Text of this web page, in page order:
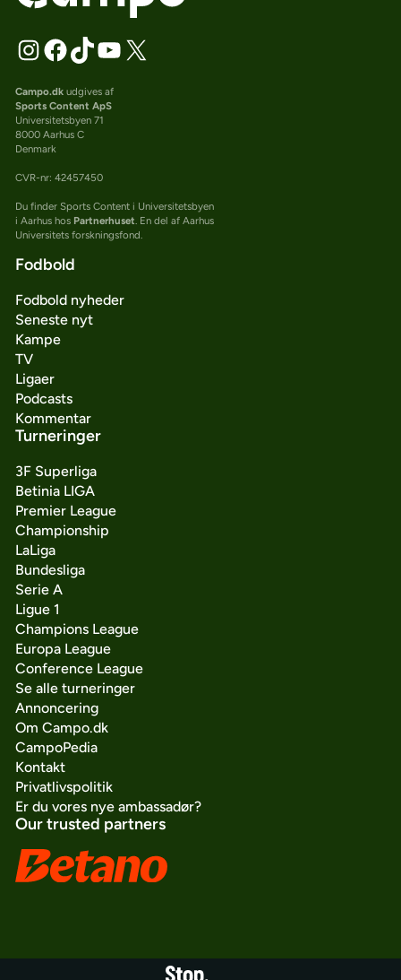
Campo.dkudgives af
Sports Content ApS
Universitetsbyen 71
8000 Aarhus C
Denmark
CVR-nr: 42457450
Du finder Sports Content i Universitetsbyen
i Aarhus hos Partnerhuset. En del af Aarhus
Universitets forskningsfond.
Fodbold
Fodbold nyheder
Seneste nyt
Kampe
TV
Ligaer
Podcasts
Kommentar
Turneringer
3F Superliga
Betinia LIGA
Premier League
Championship
LaLiga
Bundesliga
Serie A
Ligue 1
Champions League
Europa League
Conference League
Se alle turneringer
Annoncering
Om Campo.dk
CampoPedia
Kontakt
Privatlivspolitik
Er du vores nye ambassadør?
Our trusted partners